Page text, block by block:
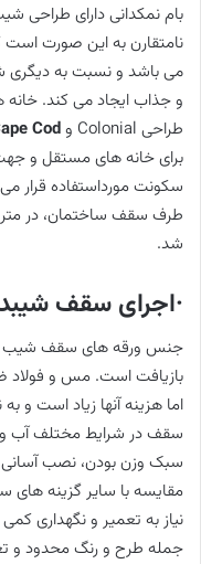
بام نمکدانی دارای طراحی
نامتقارن به این صورت
می باشد و نسبت به دیگری
و جذاب ایجاد می کند. خانه
طراحی Colonial و
Cod
برای خانه های مستقل و
سکونت مورداستفاده قرار
طرف سقف ساختمان، در
شد.
·اجرای سقف
جنس ورقه های سقف شیب دار
بازیافت است. مس و فولاد
اما هزینه آنها زیاد است و
سقف در شرایط مختلف آب
سبک وزن بودن، نصب
مقایسه با سایر گزینه
نیاز به تعمیر و نگهداری
جمله طرح و رنگ محدود و